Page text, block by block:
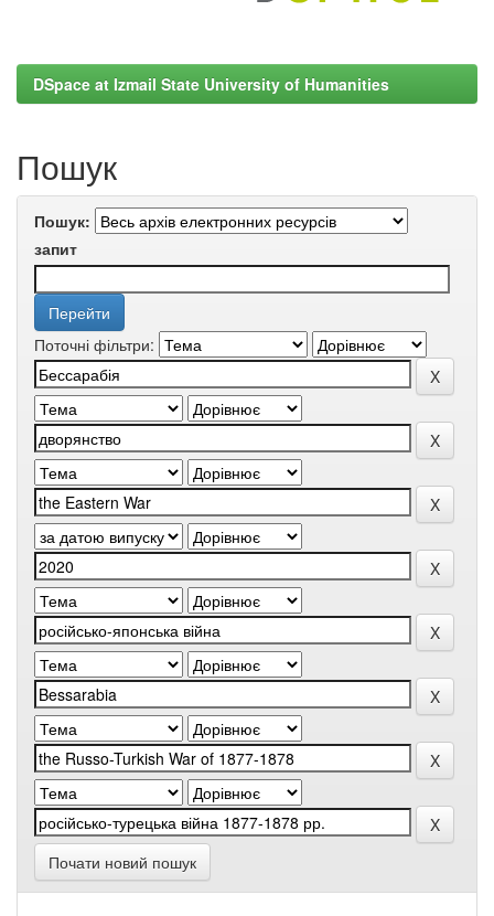
DSpace at Izmail State University of Humanities
Пошук
Пошук:
запит
Поточні фільтри:
Почати новий пошук